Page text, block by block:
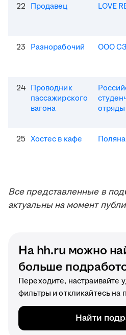
22 Продавец LOVE
23 Разнорабочий ООО
24 Проводник
пассажирского
вагона
отряды
25 Хостес в кафе Поляна
Все представленные в
актуальны на момент
На hh.ru можно
больше
Переходите, настраивайте
фильтры и откликайтесь на
Найти